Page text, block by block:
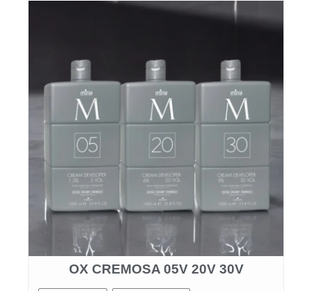
OX CREMOSA 05V 20V 30V